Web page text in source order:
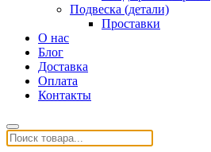
Подвеска (детали)
Проставки
О нас
Блог
Доставка
Оплата
Контакты